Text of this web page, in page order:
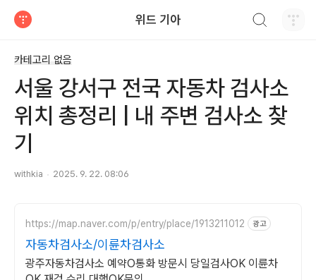
위드 기아
카테고리 없음
서울 강서구 전국 자동차 검사소
위치 총정리 | 내 주변 검사소 찾
기
withkia 2025. 9. 22. 08:06
https://map.naver.com/p/entry/place/1913211012 광고
자동차검사소/이륜차검사소
광주자동차검사소 예약O통화 방문시 당일검사OK 이륜차